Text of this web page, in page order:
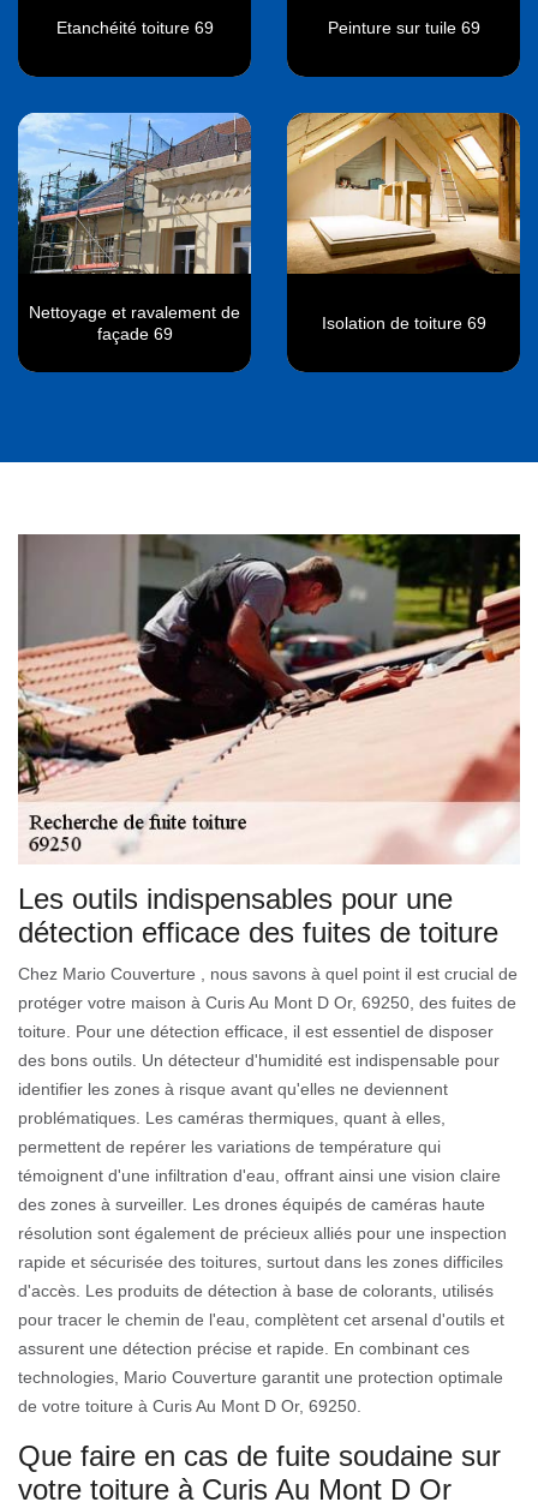
Etanchéité toiture 69 Peinture sur tuile 69
Nettoyage et ravalement de
façade 69
Isolation de toiture 69
Les outils indispensables pour une
détection efficace des fuites de toiture
Chez Mario Couverture , nous savons à quel point il est crucial de
protéger votre maison à Curis Au Mont D Or, 69250, des fuites de
toiture. Pour une détection efficace, il est essentiel de disposer
des bons outils. Un détecteur d'humidité est indispensable pour
identifier les zones à risque avant qu'elles ne deviennent
problématiques. Les caméras thermiques, quant à elles,
permettent de repérer les variations de température qui
témoignent d'une infiltration d'eau, offrant ainsi une vision claire
des zones à surveiller. Les drones équipés de caméras haute
résolution sont également de précieux alliés pour une inspection
rapide et sécurisée des toitures, surtout dans les zones difficiles
d'accès. Les produits de détection à base de colorants, utilisés
pour tracer le chemin de l'eau, complètent cet arsenal d'outils et
assurent une détection précise et rapide. En combinant ces
technologies, Mario Couverture garantit une protection optimale
de votre toiture à Curis Au Mont D Or, 69250.
Que faire en cas de fuite soudaine sur
votre toiture à Curis Au Mont D Or